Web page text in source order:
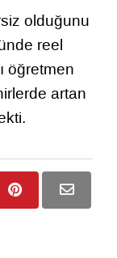
olduğunu
reel
öğretmen
artan